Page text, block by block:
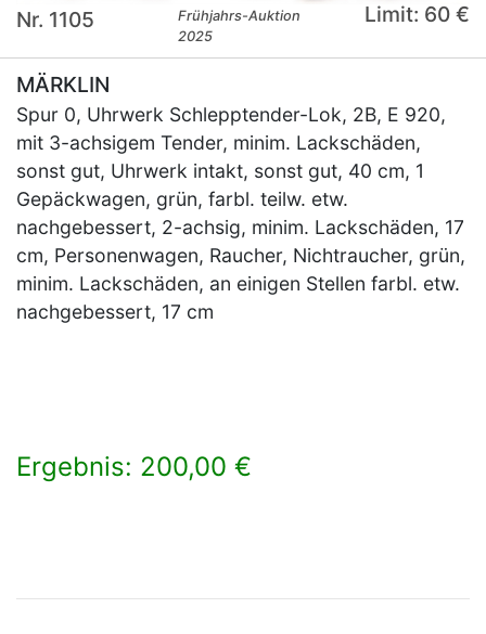
Nr. 1105
Frühjahrs-Auktion
2025
Limit: 60 €
MÄRKLIN
Spur 0, Uhrwerk Schlepptender-Lok, 2B, E 920,
mit 3-achsigem Tender, minim. Lackschäden,
sonst gut, Uhrwerk intakt, sonst gut, 40 cm, 1
Gepäckwagen, grün, farbl. teilw. etw.
nachgebessert, 2-achsig, minim. Lackschäden, 17
cm, Personenwagen, Raucher, Nichtraucher, grün,
minim. Lackschäden, an einigen Stellen farbl. etw.
nachgebessert, 17 cm
Ergebnis: 200,00 €